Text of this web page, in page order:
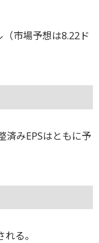
市場予想は8.22ド
済みEPSはともに予
る。